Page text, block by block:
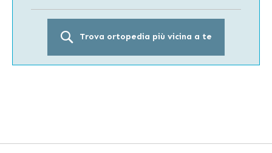
Trova ortopedia più vicina a te